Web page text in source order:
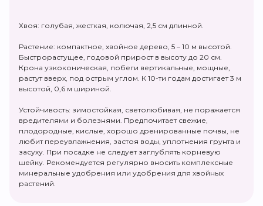
Хвоя: голубая, жесткая, колючая, 2,5 см длинной.
Растение: компактное, хвойное дерево, 5 – 10 м высотой.
Быстрорастущее, годовой прирост в высоту до 20 см.
Крона узкоконическая, побеги вертикальные, мощные,
растут вверх, под острым углом. К 10-ти годам достигает 3 м
высотой, 0,6 м шириной.
Устойчивость: зимостойкая, светолюбивая, не поражается
вредителями и болезнями. Предпочитает свежие,
плодородные, кислые, хорошо дренированные почвы, не
любит переувлажнения, застоя воды, уплотнения грунта и
засуху. При посадке не следует заглублять корневую
шейку. Рекомендуется регулярно вносить комплексные
минеральные удобрения или удобрения для хвойных
растений.